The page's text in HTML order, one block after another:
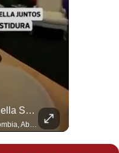
Abelardo De La Espriella Se Reúne Con Javier Milei En Cali | Gestión Mundo
El presidente electo de Colombia, Abelardo de la Espriella, sostuvo una reunión bilateral en Cali con el mandatario argentino Javier Milei. El encuentro se dio pocas horas antes de la ceremonia de investidura presidencial para el periodo 2026-2030, marcando el inicio de una nueva alianza estratégica regional. #DeLaEspriella #JavierMilei #Colombia #Argentina #PoliticaLatina #Shorts 👉 Suscríbete y activa la campana para no perderte nuestro análisis diario. 🌎 Síguenos en nuestras redes sociales: 📌 Web oficial: https://gestion.pe/mundo/ 📌 LinkedIn: http://bit.ly/3HYIET0 📌 X (Twitter): http://bit.ly/4noZtX9 📌 TikTok: http://bit.ly/4evB6TO